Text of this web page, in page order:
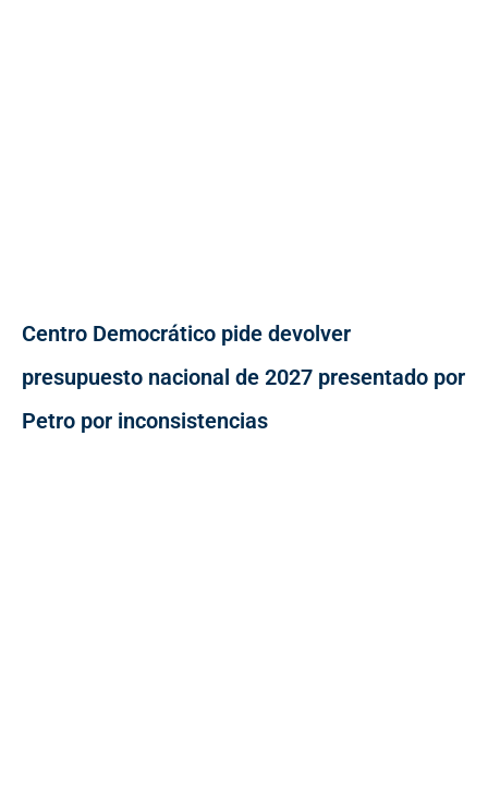
Centro Democrático pide devolver
presupuesto nacional de 2027 presentado por
Petro por inconsistencias